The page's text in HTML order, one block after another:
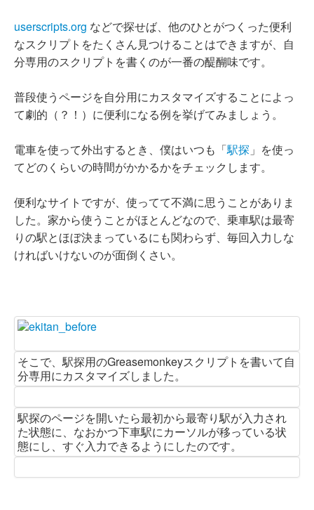
userscripts.org などで探せば、他のひとがつくった便利
なスクリプトをたくさん見つけることはできますが、自
分専用のスクリプトを書くのが一番の醍醐味です。
普段使うページを自分用にカスタマイズすることによっ
て劇的（？！）に便利になる例を挙げてみましょう。
電車を使って外出するとき、僕はいつも「駅探 」を使っ
てどのくらいの時間がかかるかをチェックします。
便利なサイトですが、使ってて不満に思うことがありま
した。家から使うことがほとんどなので、乗車駅は最寄
りの駅とほぼ決まっているにも関わらず、毎回入力しな
ければいけないのが面倒くさい。
そこで、駅探用のGreasemonkeyスクリプトを書いて自
分専用にカスタマイズしました。
駅探のページを開いたら最初から最寄り駅が入力され
た状態に、なおかつ下車駅にカーソルが移っている状
態にし、すぐ入力できるようにしたのです。